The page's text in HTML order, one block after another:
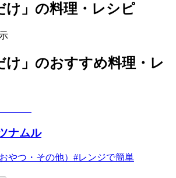
け」の料理・レシピ
け」のおすすめ料理・レ
ナムル
やつ・その他） #レンジで簡単